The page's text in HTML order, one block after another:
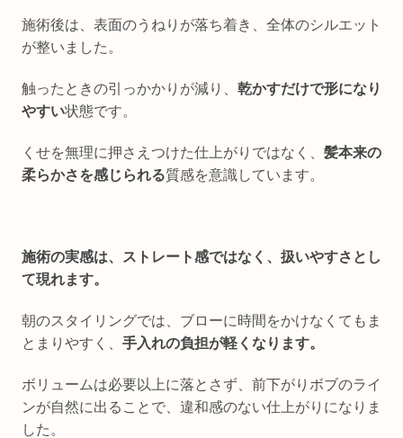
施術後は、表面のうねりが落ち着き、全体のシルエット
が整いました。
触ったときの引っかかりが減り、 乾かすだけで形になり
やすい状態です。
くせを無理に押さえつけた仕上がりではなく、 髪本来の
柔らかさを感じられる質感を意識しています。
施術の実感は、ストレート感ではなく、扱いやすさとし
て現れます。
朝のスタイリングでは、ブローに時間をかけなくてもま
とまりやすく、 手入れの負担が軽くなります。
ボリュームは必要以上に落とさず、前下がりボブのライ
ンが自然に出ることで、違和感のない仕上がりになりま
した。